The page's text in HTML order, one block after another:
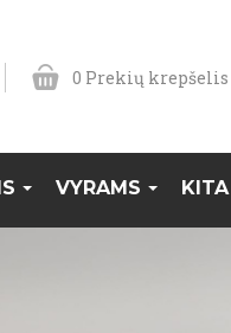
0 Prekių krepšelis
VYRAMS KITA